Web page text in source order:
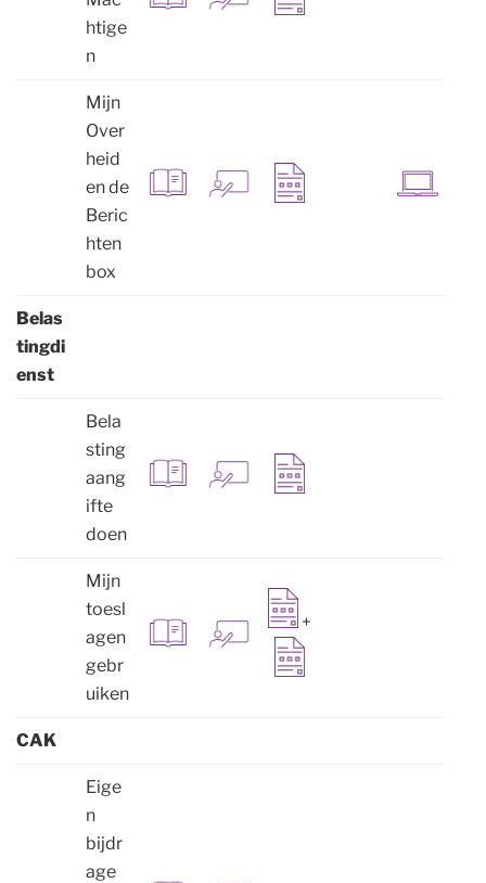
htige
n
Mijn
Over
heid
en de
Beric
hten
box
Belas
tingdi
enst
Bela
sting
aang
ifte
doen
Mijn
toesl
agen
gebr
uiken
+
CAK
Eige
n
bijdr
age